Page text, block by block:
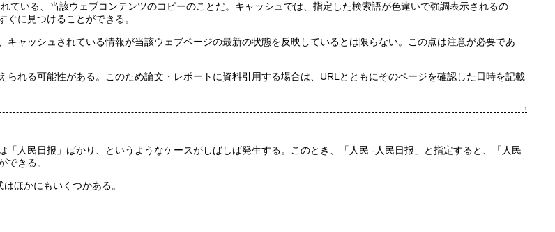
ている、当該ウェブコンテンツのコピーのことだ。キャッシュでは、指定した検索語が色違いで強調表示されるの
に見つけることができる。
キャッシュされている情報が当該ウェブページの最新の状態を反映しているとは限らない。この点は注意が必要であ
られる可能性がある。このため論文・レポートに資料引用する場合は、URLとともにそのページを確認した日時を記載
↑
「人民日报」ばかり、というようなケースがしばしば発生する。このとき、「人民 -人民日报」と指定すると、「人民
できる。
ほかにもいくつかある。